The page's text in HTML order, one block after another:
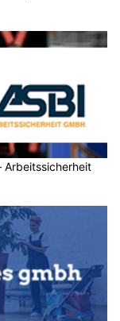
Arbeitssicherheit